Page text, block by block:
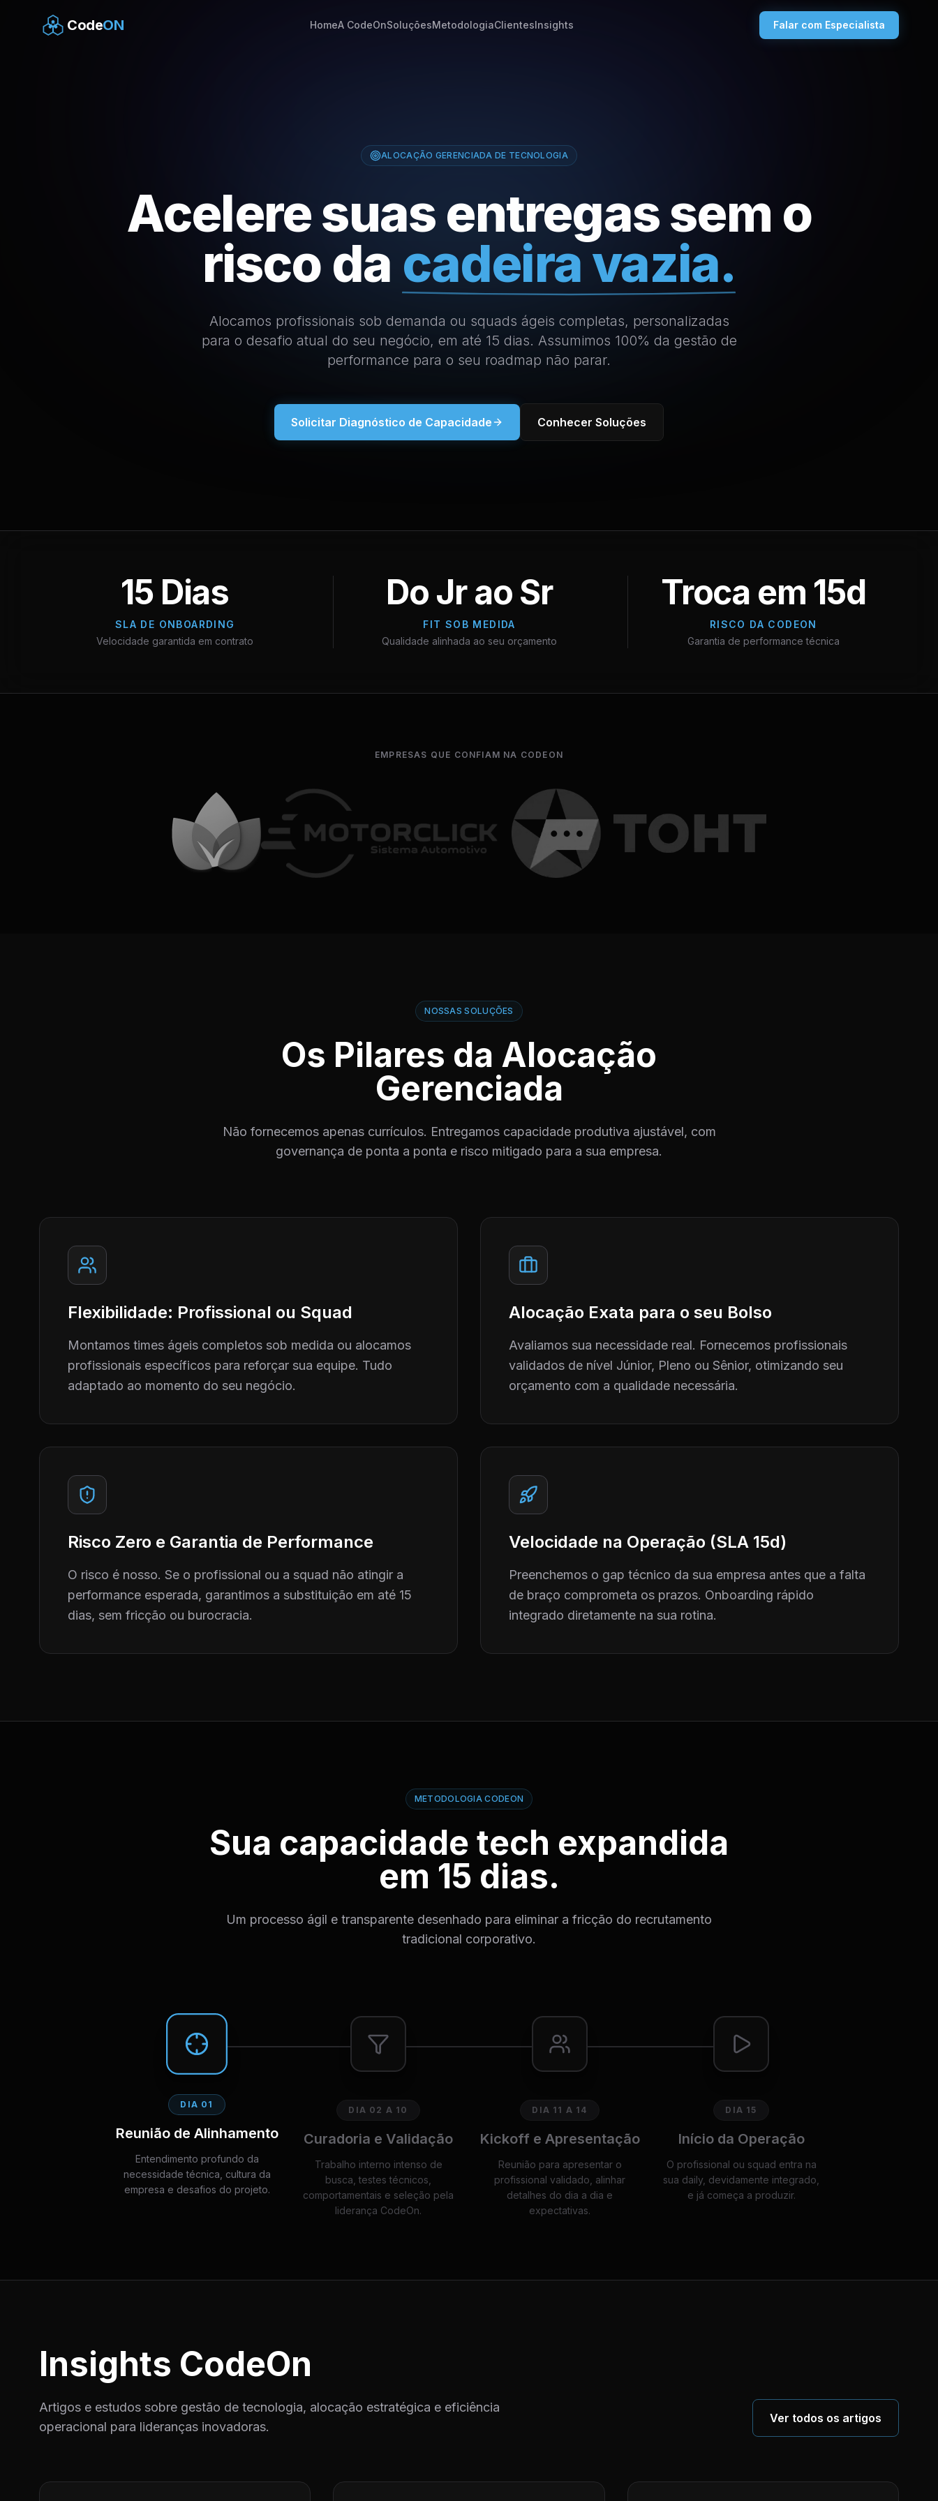
CodeON HomeA CodeOnSoluçõesMetodologiaClientesInsights Falar com Especialista
ALOCAÇÃO GERENCIADA DE TECNOLOGIA
Acelere suas entregas sem o
risco da cadeira vazia.
Alocamos profissionais sob demanda ou squads ágeis completas, personalizadas
para o desafio atual do seu negócio, em até 15 dias. Assumimos 100% da gestão de
performance para o seu roadmap não parar.
Solicitar Diagnóstico de Capacidade Conhecer Soluções
15 Dias
SLA DE ONBOARDING
Velocidade garantida em contrato
Do Jr ao Sr
FIT SOB MEDIDA
Qualidade alinhada ao seu orçamento
Troca em 15d
RISCO DA CODEON
Garantia de performance técnica
EMPRESAS QUE CONFIAM NA CODEON
NOSSAS SOLUÇÕES
Os Pilares da Alocação
Gerenciada
Não fornecemos apenas currículos. Entregamos capacidade produtiva ajustável, com
governança de ponta a ponta e risco mitigado para a sua empresa.
Flexibilidade: Profissional ou Squad
Montamos times ágeis completos sob medida ou alocamos
profissionais específicos para reforçar sua equipe. Tudo
adaptado ao momento do seu negócio.
Alocação Exata para o seu Bolso
Avaliamos sua necessidade real. Fornecemos profissionais
validados de nível Júnior, Pleno ou Sênior, otimizando seu
orçamento com a qualidade necessária.
Risco Zero e Garantia de Performance
O risco é nosso. Se o profissional ou a squad não atingir a
performance esperada, garantimos a substituição em até 15
dias, sem fricção ou burocracia.
Velocidade na Operação (SLA 15d)
Preenchemos o gap técnico da sua empresa antes que a falta
de braço comprometa os prazos. Onboarding rápido
integrado diretamente na sua rotina.
METODOLOGIA CODEON
Sua capacidade tech expandida
em 15 dias.
Um processo ágil e transparente desenhado para eliminar a fricção do recrutamento
tradicional corporativo.
DIA 01
Reunião de Alinhamento
Entendimento profundo da
necessidade técnica, cultura da
empresa e desafios do projeto.
DIA 02 A 10
Curadoria e Validação
Trabalho interno intenso de
busca, testes técnicos,
comportamentais e seleção pela
liderança CodeOn.
DIA 11 A 14
Kickoff e Apresentação
Reunião para apresentar o
profissional validado, alinhar
detalhes do dia a dia e
expectativas.
DIA 15
Início da Operação
O profissional ou squad entra na
sua daily, devidamente integrado,
e já começa a produzir.
Insights CodeOn
Artigos e estudos sobre gestão de tecnologia, alocação estratégica e eficiência
operacional para lideranças inovadoras.
Ver todos os artigos